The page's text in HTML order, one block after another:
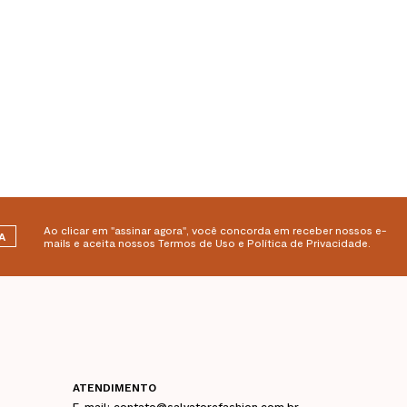
Ao clicar em "assinar agora", você concorda em receber nossos e-
mails e aceita nossos Termos de Uso e Política de Privacidade.
ATENDIMENTO